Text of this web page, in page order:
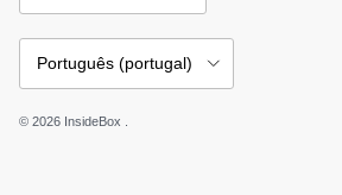
Idioma
Português (portugal)
© 2026 InsideBox